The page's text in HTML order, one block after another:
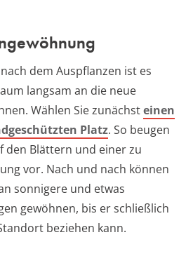
dem Auspflanzen ist es
langsam an die neue
Wählen Sie zunächsteinen
Platz. So beugen
den Blättern und einer zu
vor. Nach und nach können
sonnigere und etwas
gewöhnen, bis er schließlich
beziehen kann.